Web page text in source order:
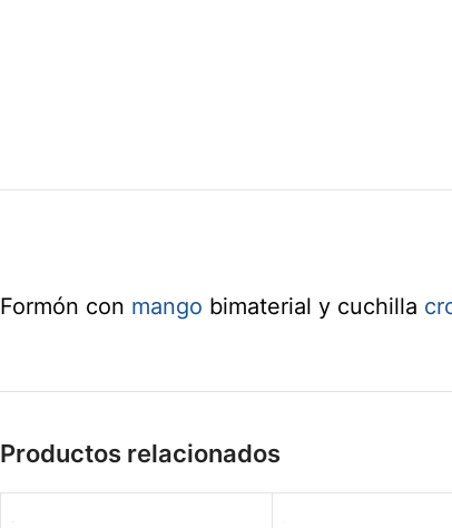
Formón con mango bimaterial y cuchilla
Productos relacionados